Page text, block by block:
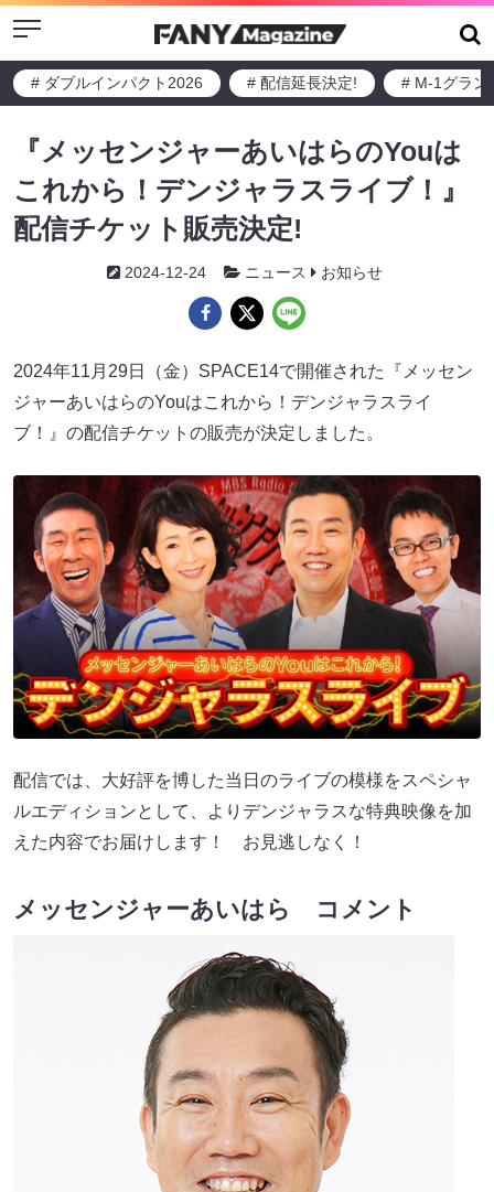
Menu
# ダブルインパクト2026 # 配信延長決定! # M-1グラン
『メッセンジャーあいはらのYouは
これから！デンジャラスライブ！』
配信チケット販売決定!
2024-12-24 ニュース お知らせ
2024年11月29日（金）SPACE14で開催された『メッセン
ジャーあいはらのYouはこれから！デンジャラスライ
ブ！』の配信チケットの販売が決定しました。
配信では、大好評を博した当日のライブの模様をスペシャ
ルエディションとして、よりデンジャラスな特典映像を加
えた内容でお届けします！ お見逃しなく！
メッセンジャーあいはら コメント